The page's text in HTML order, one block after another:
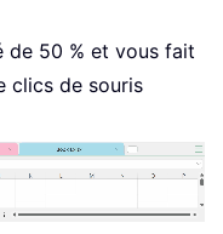
de 50 % et vous fait
clics de souris